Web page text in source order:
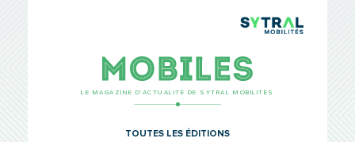
LE MAGAZINE D’ACTUALITÉ DE SYTRAL MOBILITÉS
TOUTES LES ÉDITIONS